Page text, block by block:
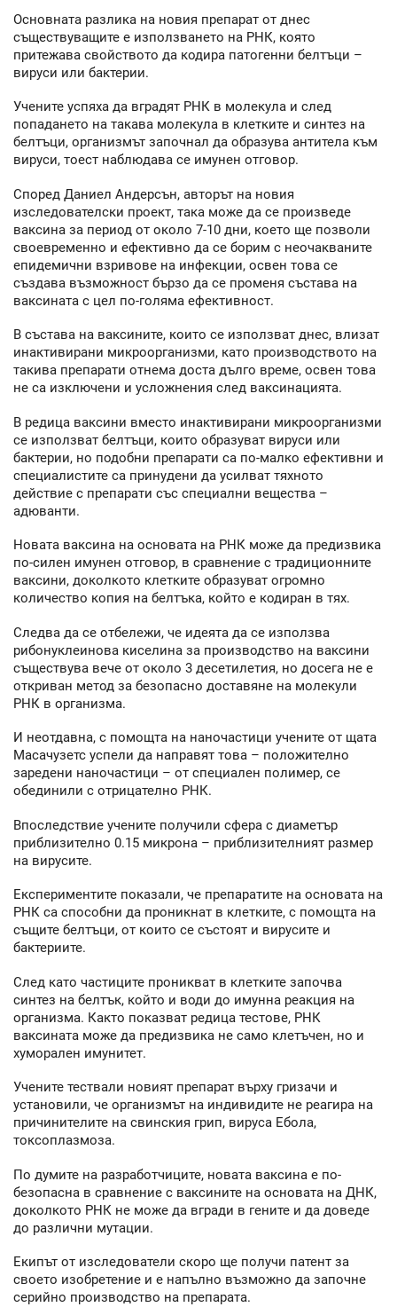
Основната разлика на новия препарат от днес
съществуващите е използването на РНК, която
притежава свойството да кодира патогенни белтъци –
вируси или бактерии.
Учените успяха да вградят РНК в молекула и след
попадането на такава молекула в клетките и синтез на
белтъци, организмът започнал да образува антитела към
вируси, тоест наблюдава се имунен отговор.
Според Даниел Андерсън, авторът на новия
изследователски проект, така може да се произведе
ваксина за период от около 7-10 дни, което ще позволи
своевременно и ефективно да се борим с неочакваните
епидемични взривове на инфекции, освен това се
създава възможност бързо да се променя състава на
ваксината с цел по-голяма ефективност.
В състава на ваксините, които се използват днес, влизат
инактивирани микроорганизми, като производството на
такива препарати отнема доста дълго време, освен това
не са изключени и усложнения след ваксинацията.
В редица ваксини вместо инактивирани микроорганизми
се използват белтъци, които образуват вируси или
бактерии, но подобни препарати са по-малко ефективни и
специалистите са принудени да усилват тяхното
действие с препарати със специални вещества –
адюванти.
Новата ваксина на основата на РНК може да предизвика
по-силен имунен отговор, в сравнение с традиционните
ваксини, доколкото клетките образуват огромно
количество копия на белтъка, който е кодиран в тях.
Следва да се отбележи, че идеята да се използва
рибонуклеинова киселина за производство на ваксини
съществува вече от около 3 десетилетия, но досега не е
откриван метод за безопасно доставяне на молекули
РНК в организма.
И неотдавна, с помощта на наночастици учените от щата
Масачузетс успели да направят това – положително
заредени наночастици – от специален полимер, се
обединили с отрицателно РНК.
Впоследствие учените получили сфера с диаметър
приблизително 0.15 микрона – приблизителният размер
на вирусите.
Експериментите показали, че препаратите на основата на
РНК са способни да проникнат в клетките, с помощта на
същите белтъци, от които се състоят и вирусите и
бактериите.
След като частиците проникват в клетките започва
синтез на белтък, който и води до имунна реакция на
организма. Както показват редица тестове, РНК
ваксината може да предизвика не само клетъчен, но и
хуморален имунитет.
Учените тествали новият препарат върху гризачи и
установили, че организмът на индивидите не реагира на
причинителите на свинския грип, вируса Ебола,
токсоплазмоза.
По думите на разработчиците, новата ваксина е по-
безопасна в сравнение с ваксините на основата на ДНК,
доколкото РНК не може да вгради в гените и да доведе
до различни мутации.
Екипът от изследователи скоро ще получи патент за
своето изобретение и е напълно възможно да започне
серийно производство на препарата.